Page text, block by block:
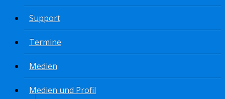
Support
Termine
Medien
Medien und Profil